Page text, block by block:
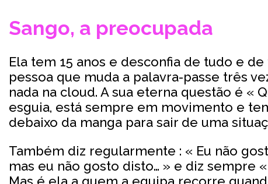
Sango, a preocupada
Ela tem 15 anos e desconfia de tudo e
pessoa que muda a palavra-passe três
nada na cloud. A sua eterna questão é «
esguia, está sempre em movimento e
debaixo da manga para sair de uma
Também diz regularmente : « Eu não
mas eu não gosto disto… » e diz sempre
Mas é ela a quem a equipa recorre